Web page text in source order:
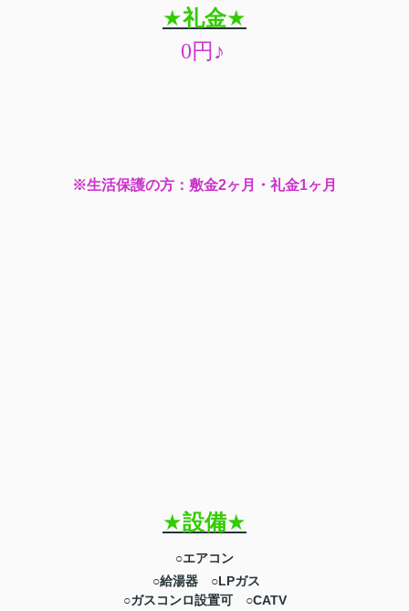
★礼金★
0円 ♪
※生活保護の方：敷金2ヶ月・礼金1ヶ月
★設備★
○エアコン
○給湯器 ○LPガス
○ガスコンロ設置可 ○CATV